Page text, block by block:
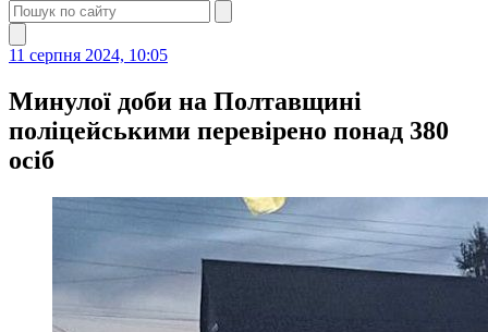
11 серпня 2024, 10:05
Минулої доби на Полтавщині
поліцейськими перевірено понад 380
осіб